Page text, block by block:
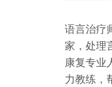
语言治疗
家，处理
康复专业
力教练，